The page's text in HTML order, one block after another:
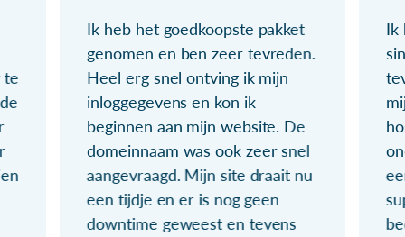
te
Ik heb het goedkoopste pakket
genomen en ben zeer tevreden.
Heel erg snel ontving ik mijn
inloggegevens en kon ik
beginnen aan mijn website. De
domeinnaam was ook zeer snel
aangevraagd. Mijn site draait nu
een tijdje en er is nog geen
downtime geweest en tevens
Ik